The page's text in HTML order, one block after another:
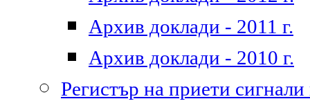
Архив доклади - 2011 г.
Архив доклади - 2010 г.
Регистър на приети